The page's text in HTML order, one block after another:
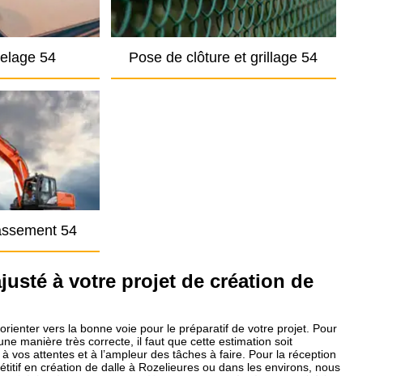
54 Pose de clôture et grillage 54
54
à votre projet de création de
vers la bonne voie pour le préparatif de votre projet. Pour
manière très correcte, il faut que cette estimation soit
vos attentes et à l’ampleur des tâches à faire. Pour la réception
en création de dalle à Rozelieures ou dans les environs, nous